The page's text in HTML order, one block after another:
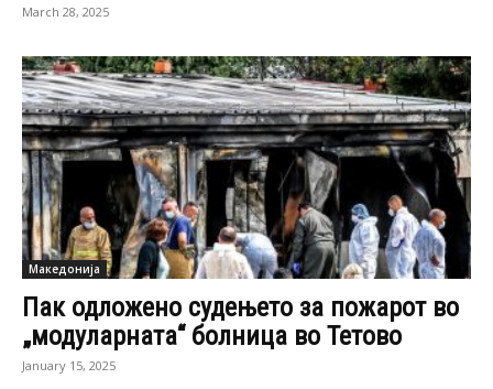
March 28, 2025
Македонија
Пак одложено судењето за пожарот во
„модуларната“ болница во Тетово
January 15, 2025